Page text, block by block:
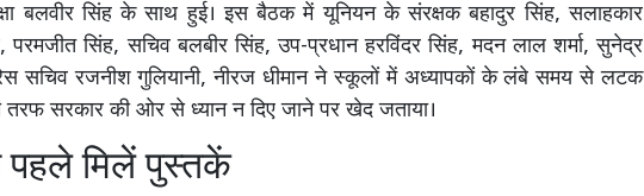
बलवीर सिंह के साथ हुई। इस बैठक में यूनियन के संरक्षक बहादुर सिंह, सलाहकार
सिंह, सचिव बलबीर सिंह, उप-प्रधान हरविंदर सिंह, मदन लाल शर्मा, सुनेद्र
सचिव रजनीश गुलियानी, नीरज धीमान ने स्कूलों में अध्यापकों के लंबे समय से लटक
तरफ सरकार की ओर से ध्यान न दिए जाने पर खेद जताया।
मिलें पुस्तकें